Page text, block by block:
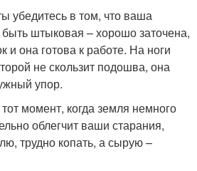
убедитесь в том, что ваша
штыковая – хорошо заточена,
и она готова к работе. На ноги
не скользит подошва, она
упор.
момент, когда земля немного
облегчит ваши старания,
трудно копать, а сырую –